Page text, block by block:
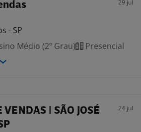
29 jul
- SP
Médio (2º Grau)
Presencial
VENDAS | SÃO JOSÉ
24 jul